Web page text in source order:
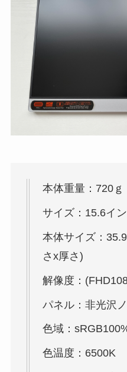
本体重量：720ｇ
サイズ：15.6イ
本体サイズ：
さx厚さ)
解像度：
パネル：非光沢
色域：
色温度：6500K